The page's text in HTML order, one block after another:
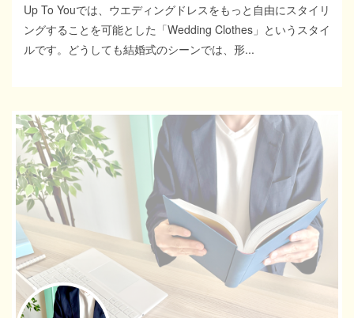
Up To Youでは、ウエディングドレスをもっと自由にスタイリ
ングすることを可能とした「Wedding Clothes」というスタイ
ルです。どうしても結婚式のシーンでは、形...